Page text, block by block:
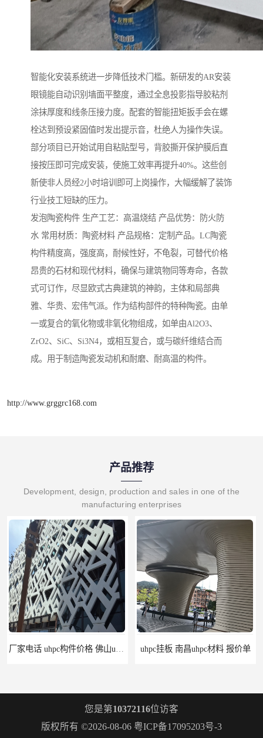
智能化安装系统进一步降低技术门槛。新研发的AR安装
眼镜能自动识别墙面平整度，通过全息投影指导胶粘剂
涂抹厚度和线条压接力度。配套的智能扭矩扳手会在螺
栓达到预设紧固值时发出提示音，杜绝人为操作失误。
部分项目已开始试用自粘贴型号，背胶撕开保护膜后直
接按压即可完成安装，使施工效率再提升40%。这些创
新使非人员经2小时培训即可上岗操作，大幅缓解了装饰
行业技工短缺的压力。
发泡陶瓷构件 生产工艺：高温烧结 产品优势：防火防
水 常用材质：陶瓷材料 产品规格：定制产品。LC陶瓷
构件精度高，强度高，耐候性好，不龟裂，可替代价格
昂贵的石材和现代材料，确保与建筑物同等寿命，各款
式可订作，尽显欧式古典建筑的神韵，主体和局部典
雅、华贵、宏伟气派。作为结构部件的特种陶瓷。由单
一或复合的氧化物或非氧化物组成，如单由Al2O3、
ZrO2、SiC、Si3N4，或相互复合，或与碳纤维结合而
成。用于制造陶瓷发动机和耐磨、耐高温的构件。
http://www.grggrc168.com
产品推荐
Development, design, production and sales in one of the
manufacturing enterprises
uhpc挂板 南昌uhpc材料 报价单
您是第10372116位访客
版权所有 ©2026-08-06 粤ICP备17095203号-3